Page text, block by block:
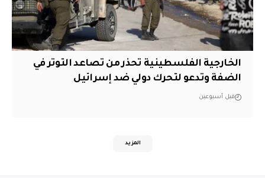
الخارجية الفلسطينية تحذر من تصاعد التوتر في
الضفة وتدعو لتحرك دولي ضد إسرائيل
قبل أسبوعين
المزيد